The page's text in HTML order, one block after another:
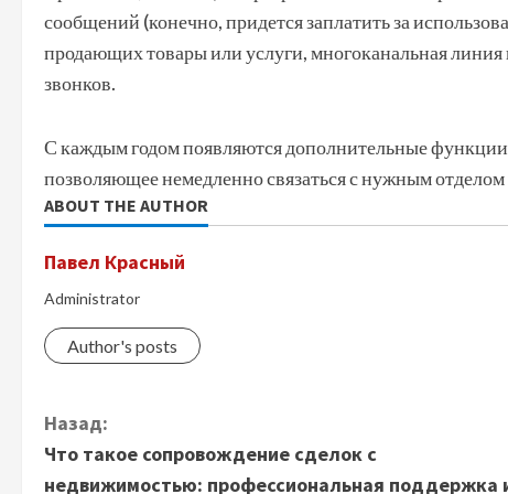
сообщений (конечно, придется заплатить за
продающих товары или услуги, многоканальная линия
звонков.
С каждым годом появляются дополнительные
позволяющее немедленно связаться с нужным
ABOUT THE AUTHOR
Павел Красный
Administrator
Author's posts
П
р
Назад:
Что такое сопровождение сделок с
недвижимостью: профессиональная поддержка